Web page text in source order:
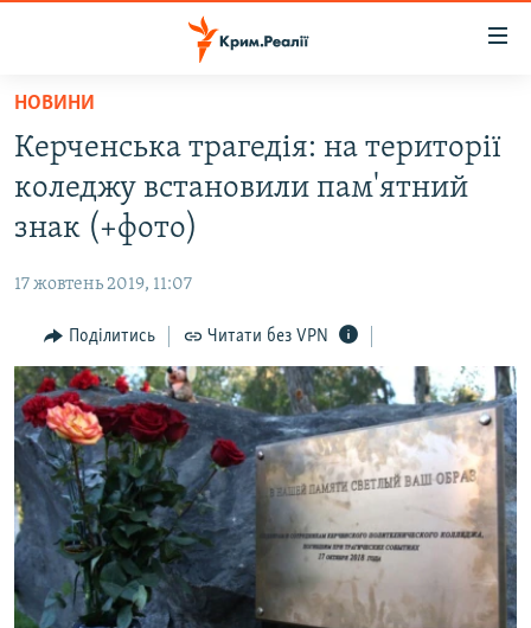
Перейти
основного
матеріалу
до
основної
Перейти
до
пошуку
ВОДА.КРИМ
ВІДЕО ТА ФОТО
БЛОГИ
ПОГЛЯД
ІНТЕРВ'Ю
ВСЕ ЗА ДЕНЬ
СПЕЦПРОЕКТИ
ДЕПОРТАЦІЯ
ВІДЕОУРОКИ «ELIFBE»
СВІДЧЕННЯ ОКУПАЦІЇ
ЯК ОБІЙТИ БЛОКУВАННЯ
Русский
Qırımtatar
НОВИНИ
Керченська трагедія: на території
коледжу встановили пам'ятний
знак (+фото)
17 жовтень 2019, 11:07
Поділитись Читати без VPN